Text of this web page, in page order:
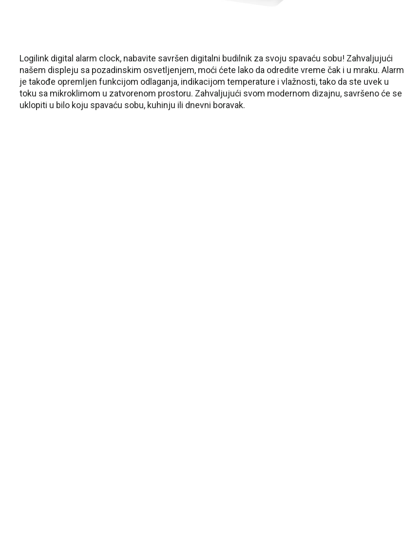
Logilink digital alarm clock, nabavite savršen digitalni budilnik za svoju spavaću sobu! Zahvaljujući
našem displeju sa pozadinskim osvetljenjem, moći ćete lako da odredite vreme čak i u mraku. Alarm
je takođe opremljen funkcijom odlaganja, indikacijom temperature i vlažnosti, tako da ste uvek u
toku sa mikroklimom u zatvorenom prostoru. Zahvaljujući svom modernom dizajnu, savršeno će se
uklopiti u bilo koju spavaću sobu, kuhinju ili dnevni boravak.